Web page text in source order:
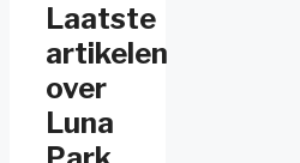
Laatste
artikelen
over
Luna